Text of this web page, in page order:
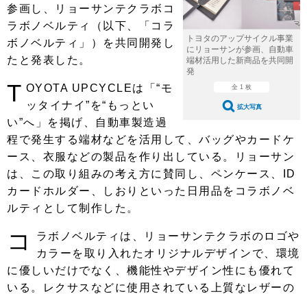
自動車豆知識 ストップ！不具合修理＆粗悪修理
鈑金・塗装
ディテイリング 洗車
ヘッドライト磨き コーティング
フィルム・ラッピング
鈑金・塗装
小キズ直し 防錆
特集記事
ストップ 不具合修理＆粗悪修理
カーメーカー「旧車」関連プロジェ
コラム
ショップ紹介
ショップレポート
カーメーカー「旧車」関連プロジ
ェクト
インタビュー
イベント
イベント告知 イベントレポート
トヨタのアップサイクル事業
にリョーサンが参画、自動車
端材活用した新商品を共同開
発
全 1 枚
拡大写真
参画し、リョーサンテクラボコ
ラボノベルティ（以下、「コラ
ボノベルティ」）を共同開発し
たと発表した。
T OYOTA UPCYCLEは「“モ
ッタイナイ”を“もっとい
い”へ」を掲げ、自動車製造過
程で発生する端材などを活用して、バッグやカードケ
ース、衣服などの製品を作り出している。リョーサン
は、この取り組みの考え方に賛同し、ペンケース、ID
カードホルダー、しおりといった日用品をコラボノベ
ルティとして制作した。
コ
ラボノベルティは、リョーサンテクラボのロゴや
カラーを取り入れたオリジナルデザインで、環境
に優しいだけでなく、機能性やデザイン性にも優れて
いる。レクサスなどに使用されている上質なレザーの